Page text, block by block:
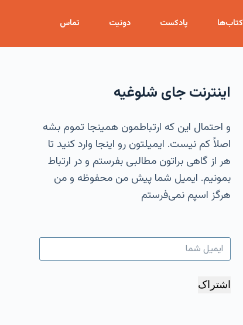
i
کتاب‌ها پادکست دونیت تماس
اینترنت جای شلوغیه
و احتمال این که ارتباطمون همینجا تموم بشه
اصلاً کم نیست. ایمیلتون رو اینجا وارد کنید تا
هر از گاهی براتون مطالبی بفرستم و در ارتباط
بمونیم. ایمیل شما پیش من محفوظه و من
هرگز اسپم نمی‌فرستم
اشتراک